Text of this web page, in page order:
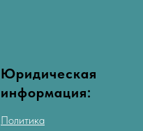
Юридическая
информация:
Политика